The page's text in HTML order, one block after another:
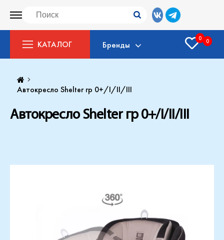
КАТАЛОГ Бренды
0 0
Автокресло Shelter гр 0+/I/II/III
Автокресло Shelter гр 0+/I/II/III